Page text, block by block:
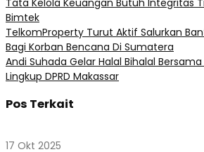
Bimtek
TelkomProperty Turut Aktif Salurkan
Bagi Korban Bencana Di Sumatera
Andi Suhada Gelar Halal Bihalal Bersama
Lingkup DPRD Makassar
Pos Terkait
17 Okt 2025